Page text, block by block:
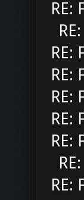
RE:
RE:
RE:
RE:
RE:
RE:
RE: